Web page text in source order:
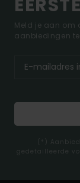
Meld je aan om
aanbiedingen
(*)
gedetailleerde